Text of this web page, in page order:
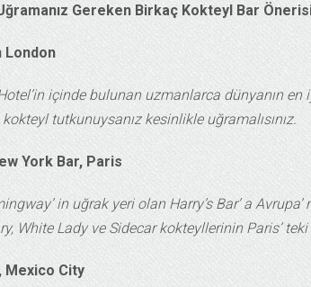
Gereken Birkaç Kokteyl Bar
London
içinde bulunan uzmanlarca dünyanın en
kokteyl tutkunuysanız kesinlikle uğramalısınız.
York Bar, Paris
in uğrak yeri olan Harry’s Bar’ a
White Lady ve Sidecar kokteyllerinin Paris’
Mexico City